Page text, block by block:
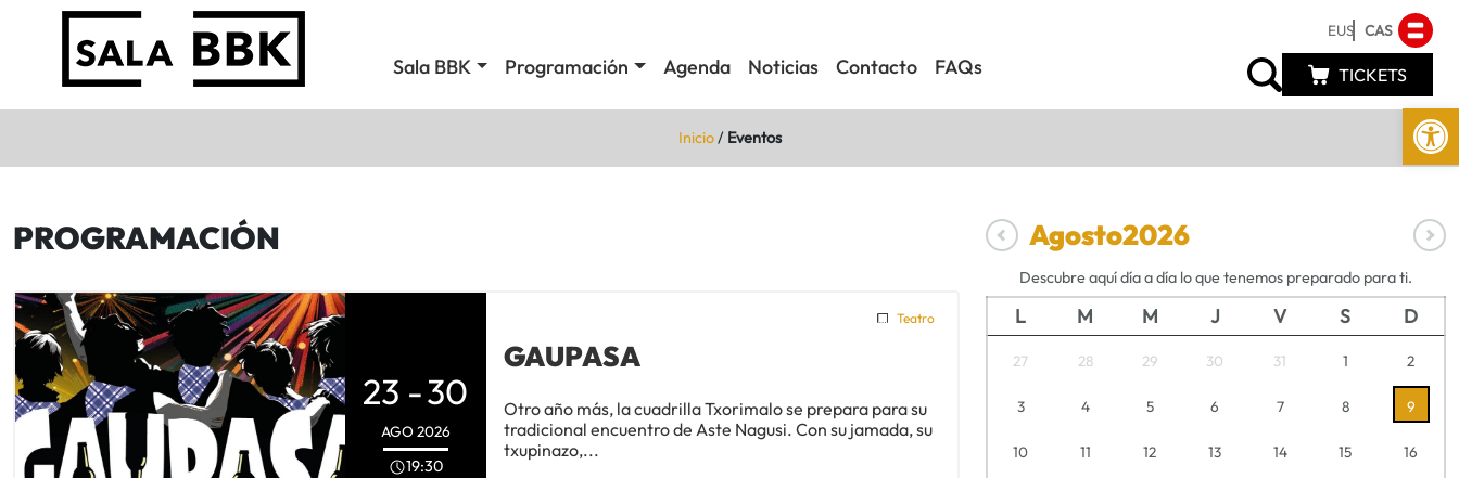
Abrir
Sala BBK Programación Agenda Noticias Contacto FAQs
EUS CAS
TICKETS
Inicio/ Eventos
PROGRAMACIÓN
23 -30
AGO2026
19:30
Teatro
GAUPASA
Otro año más, la cuadrilla Txorimalo se prepara para su
tradicional encuentro de Aste Nagusi. Con su jamada, su
txupinazo,...
Agosto2026
Descubre aquí día a día lo que tenemos preparado para ti.
L M M J V S D
27 28 29 30 31 1 2
3 4 5 6 7 8 9
10 11 12 13 14 15 16